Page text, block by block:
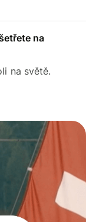
na
na světě.